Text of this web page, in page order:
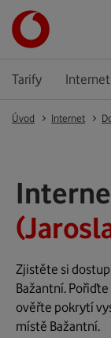
Tarify Internet
Úvod Internet
Zjistěte si
Bažantní.
ověřte pokrytí
místě Bažantní.